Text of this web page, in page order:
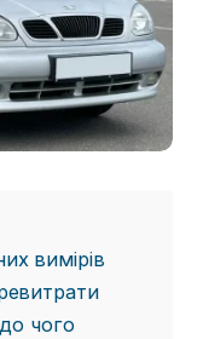
вимірів
чого